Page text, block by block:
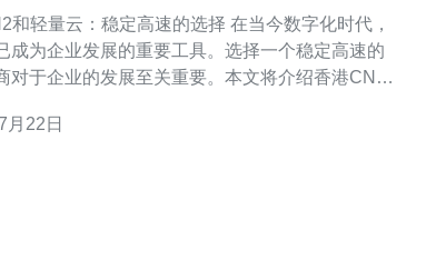
量云：稳定高速的选择 在当今数字化时代，
成为企业发展的重要工具。选择一个稳定高速的
对于企业的发展至关重要。本文将介绍香港CN2
自己的服务商。 香港CN2作为一家知名的
月22日